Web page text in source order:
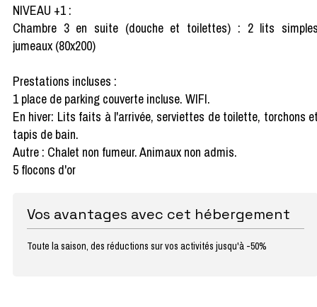
NIVEAU +1 :
Chambre 3 en suite (douche et toilettes) : 2 lits
jumeaux (80x200)
Prestations incluses :
1 place de parking couverte incluse. WIFI.
En hiver: Lits faits à l'arrivée, serviettes de toilette, torchons
tapis de bain.
Autre : Chalet non fumeur. Animaux non admis.
5 flocons d'or
Vos avantages avec cet hébergement
Toute la saison, des réductions sur vos activités jusqu'à -50%